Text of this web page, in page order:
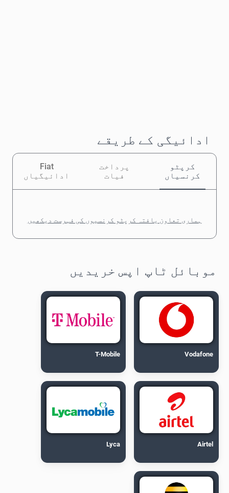
ادائیگی کے طریقے
کرپٹو
کرنسیاں
پرداخت
فیات
Fiat
ادائیگیاں
ہماری تعاون یافتہ کرپٹو کرنسیوں کی فہرست دیکھیں
موبائل ٹاپ اپس خریدیں
Vodafone
T-Mobile
Airtel
Lyca